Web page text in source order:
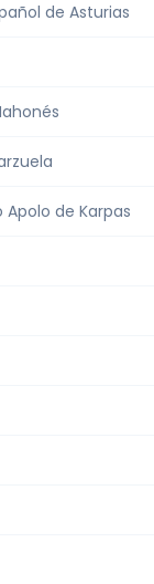
de Asturias
de Karpas